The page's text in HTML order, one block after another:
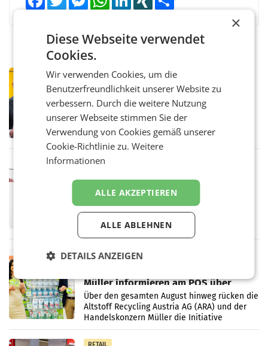
PRIMENEWS
Österreichische Post: Umsatzplus im
ersten Halbjahr trotz schwachem
Briefgeschäft
WIEN Die Österreichische Post AG hat im
ersten Halbjahr 2026 einen Konzernumsatz
von 1.544,0 Mio. EUR erwirtschaftet, was
einem Plus von 3,8 Prozent gegenüber dem
Vergleichszeitraum
MARKETING & MEDIA
ProSiebenSat.1 spart und macht
überraschend viel Gewinn
UNTERFÖHRING/MAILAND/AMSTERDAM. Der
Fernsehkonzern ProSiebenSat.1 hat im
Frühjahr dank Kostensenkungen operativ
wieder Gewinn gemacht und die
RETAIL
Müller informieren am POS über
Kreislauffähigkeit
Über den gesamten August hinweg rücken die
Altstoff Recycling Austria AG (ARA) und der
Handelskonzern Müller die Initiative
„Kreislauf-Helden“ in allen österreichischen
Müller-Filialen
RETAIL
×
Diese Webseite verwendet
Cookies.
Wir verwenden Cookies, um die
Benutzerfreundlichkeit unserer Website zu
verbessern. Durch die weitere Nutzung
unserer Webseite stimmen Sie der
Verwendung von Cookies gemäß unserer
Cookie-Richtlinie zu.Weitere
Informationen
ALLE AKZEPTIEREN
ALLE ABLEHNEN
DETAILS ANZEIGEN